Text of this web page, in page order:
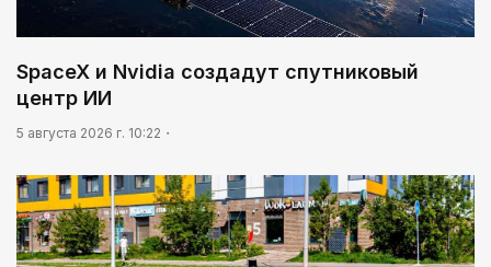
SpaceX и Nvidia создадут спутниковый
центр ИИ
5 августа 2026 г. 10:22